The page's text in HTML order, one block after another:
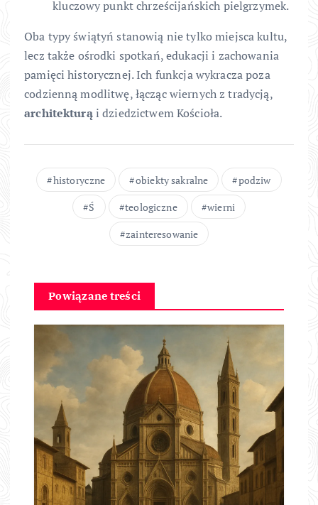
kluczowy punkt chrześcijańskich pielgrzymek.
Oba typy świątyń stanowią nie tylko miejsca kultu,
lecz także ośrodki spotkań, edukacji i zachowania
pamięci historycznej. Ich funkcja wykracza poza
codzienną modlitwę, łącząc wiernych z tradycją,
architekturąi dziedzictwem Kościoła.
historyczne obiekty sakralne
podziw
Ś
teologiczne
wierni
zainteresowanie
Powiązane treści